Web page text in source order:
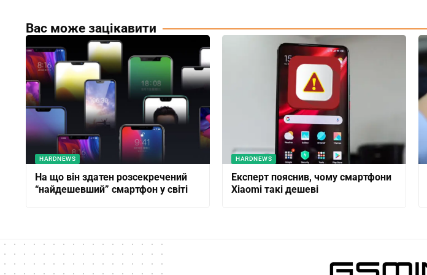
Вас може зацікавити
HARDNEWS
На що він здатен розсекречений
“найдешевший” смартфон у світі
HARDNEWS
Експерт пояснив, чому смартфони
Xiaomi такі дешеві